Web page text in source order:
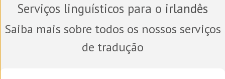
Serviços linguísticos para o irlandês
Saiba mais sobre todos os nossos serviços
de tradução